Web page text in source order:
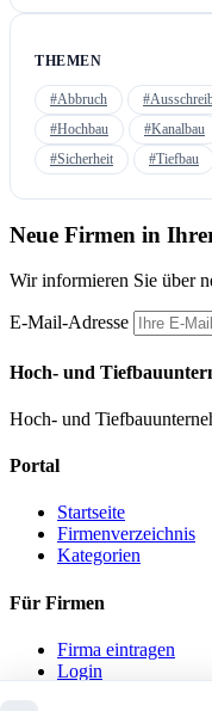
THEMEN
#Abbruch
#Hochbau
#Kanalbau
#Sicherheit
#Tiefbau
Neue Firmen in
Wir informieren Sie über
E-Mail-Adresse
Hoch- und
Hoch- und
Portal
Startseite
Firmenverzeichnis
Kategorien
Für Firmen
Firma eintragen
Login